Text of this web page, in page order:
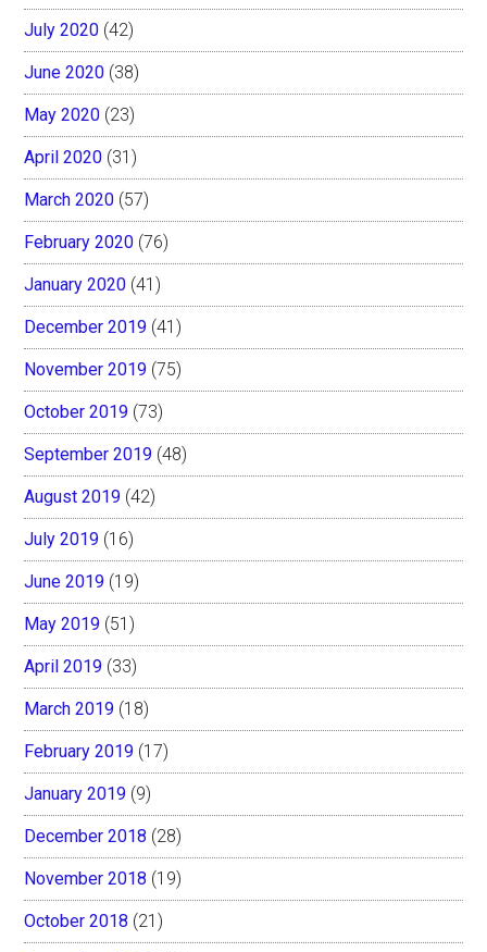
July 2020 (42)
June 2020 (38)
May 2020 (23)
April 2020 (31)
March 2020 (57)
February 2020 (76)
January 2020 (41)
December 2019 (41)
November 2019 (75)
October 2019 (73)
September 2019 (48)
August 2019 (42)
July 2019 (16)
June 2019 (19)
May 2019 (51)
April 2019 (33)
March 2019 (18)
February 2019 (17)
January 2019 (9)
December 2018 (28)
November 2018 (19)
October 2018 (21)